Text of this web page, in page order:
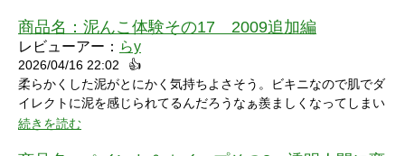
シャワーシーンで「お腹にぶつけられたら声出ちゃうだろうな」
と思っていたところにパイをちょうどぶつけられ「予想が当たっ
たw」と笑ってしまいました。リアクションもクールな見た目に
商品名： 泥んこ体験その17 2009追加編
レビューアー： らy
2026/04/16 22:02
👍
柔らかくした泥がとにかく気持ちよさそう。ビキニなので肌でダ
イレクトに泥を感じられてるんだろうなぁ羨ましくなってしまい
ました。
続きを読む